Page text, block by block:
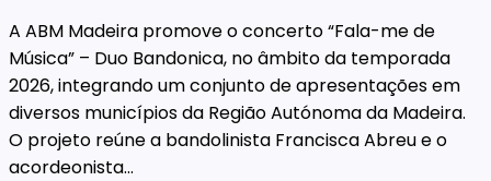
A ABM Madeira promove o concerto “Fala-me de
Música” – Duo Bandonica, no âmbito da temporada
2026, integrando um conjunto de apresentações em
diversos municípios da Região Autónoma da Madeira.
O projeto reúne a bandolinista Francisca Abreu e o
acordeonista...